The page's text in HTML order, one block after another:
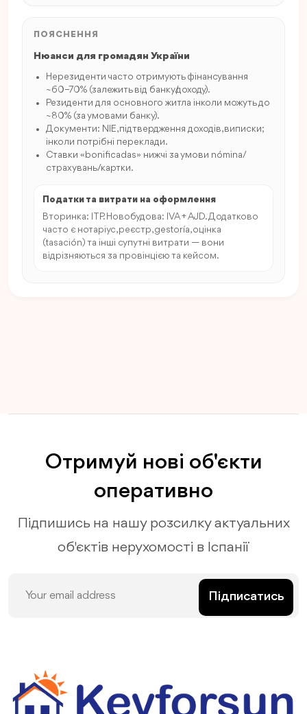
ПОЯСНЕННЯ
Нюанси для громадян України
Нерезиденти часто отримують фінансування
~60–70% (залежить від банку/доходу).
Резиденти для основного житла інколи можуть до
~80% (за умовами банку).
Документи: NIE, підтвердження доходів, виписки;
інколи потрібні переклади.
Ставки «bonificadas» нижчі за умови nómina/
страхувань/картки.
Податки та витрати на оформлення
Вторинка: ITP. Новобудова: IVA + AJD. Додатково
часто є нотаріус, реєстр, gestoría, оцінка
(tasación) та інші супутні витрати — вони
відрізняються за провінцією та кейсом.
Отримуй нові об'єкти
оперативно
Підпишись на нашу розсилку актуальних
об'єктів нерухомості в Іспанії
Підписатись